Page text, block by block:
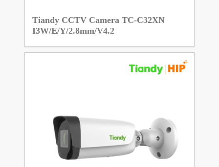
Tiandy CCTV Camera TC-C32XN
I3W/E/Y/2.8mm/V4.2